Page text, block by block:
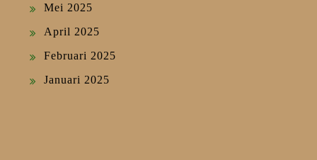
Mei 2025
April 2025
Februari 2025
Januari 2025